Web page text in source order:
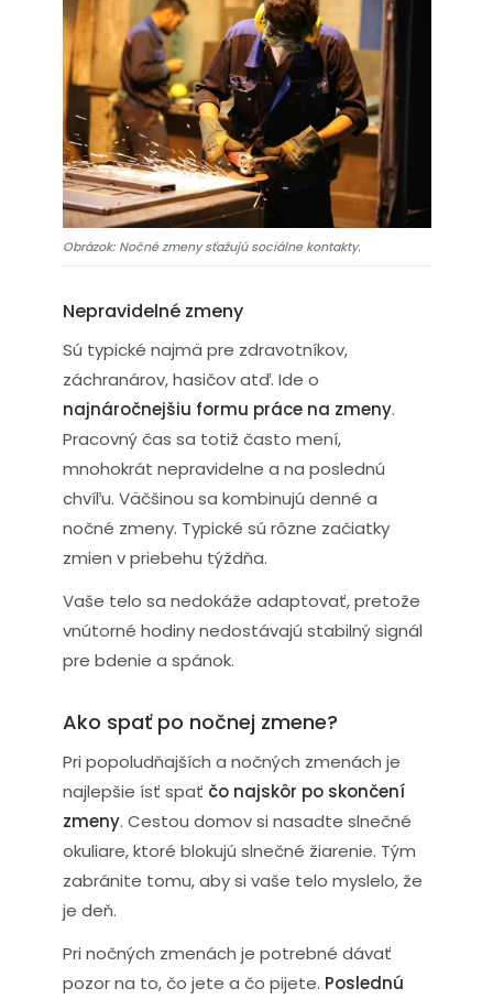
Obrázok: Nočné zmeny sťažujú sociálne kontakty.
Nepravidelné zmeny
Sú typické najmä pre zdravotníkov,
záchranárov, hasičov atď. Ide o
najnáročnejšiu formu práce na zmeny.
Pracovný čas sa totiž často mení,
mnohokrát nepravidelne a na poslednú
chvíľu. Väčšinou sa kombinujú denné a
nočné zmeny. Typické sú rôzne začiatky
zmien v priebehu týždňa.
Vaše telo sa nedokáže adaptovať, pretože
vnútorné hodiny nedostávajú stabilný signál
pre bdenie a spánok.
Ako spať po nočnej zmene?
Pri popoludňajších a nočných zmenách je
najlepšie ísť spať čo najskôr po skončení
zmeny. Cestou domov si nasadte slnečné
okuliare, ktoré blokujú slnečné žiarenie. Tým
zabránite tomu, aby si vaše telo myslelo, že
je deň.
Pri nočných zmenách je potrebné dávať
pozor na to, čo jete a čo pijete. Poslednú